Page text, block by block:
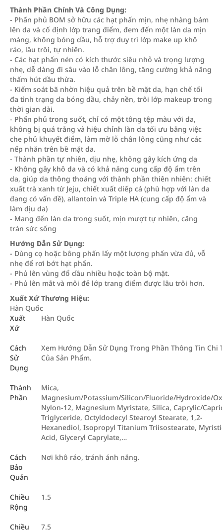
Thành Phần Chính Và Công Dụng:
- Phấn phủ BOM sở hữu các hạt phấn mịn, nhẹ nhàng bám
lên da và cố định lớp trang điểm, đem đến một làn da mịn
màng, không bóng dầu, hỗ trợ duy trì lớp make up khô
ráo, lâu trôi, tự nhiên.
- Các hạt phấn nén có kích thước siêu nhỏ và trọng lượng
nhẹ, dễ dàng đi sâu vào lỗ chân lông, tăng cường khả năng
thấm hút dầu thừa.
- Kiểm soát bã nhờn hiệu quả trên bề mặt da, hạn chế tối
đa tình trạng da bóng dầu, chảy nền, trôi lớp makeup trong
thời gian dài.
- Phấn phủ trong suốt, chỉ có một tông tệp màu với da,
không bị quá trắng và hiệu chỉnh làn da tối ưu bằng việc
che phủ khuyết điểm, làm mờ lỗ chân lông cũng như các
nếp nhăn trên bề mặt da.
- Thành phần tự nhiên, dịu nhẹ, không gây kích ứng da
- Không gây khô da và có khả năng cung cấp độ ẩm trên
da, giúp da thông thoáng với thành phần thiên nhiên: chiết
xuất trà xanh từ Jeju, chiết xuất diếp cá (phù hợp với làn da
đang có vấn đề), allantoin và Triple HA (cung cấp độ ẩm và
làm dịu da)
- Mang đến làn da trong suốt, mịn mượt tự nhiên, căng
tràn sức sống
Hướng Dẫn Sử Dụng:
- Dùng cọ hoặc bông phấn lấy một lượng phấn vừa đủ, vỗ
nhẹ để rơi bớt hạt phấn.
- Phủ lên vùng đổ dầu nhiều hoặc toàn bộ mặt.
- Phủ lên mắt và môi đẻ lớp trang điểm được lâu trôi hơn.
Xuất Xứ Thương Hiệu:
Hàn Quốc
Xuất
Xứ
Hàn Quốc
Cách
Sử
Dụng
Xem Hướng Dẫn Sử Dụng Trong Phần Thông Tin Chi
Của Sản Phẩm.
Thành
Phần
Mica,
Magnesium/Potassium/Silicon/Fluoride/Hydroxide/
Nylon-12, Magnesium Myristate, Silica, Caprylic/
Triglyceride, Octyldodecyl Stearoyl Stearate, 1,2-
Hexanediol, Isopropyl Titanium Triisostearate,
Acid, Glyceryl Caprylate,…
Cách
Bảo
Quản
Nơi khô ráo, tránh ánh nắng.
Chiều
Rộng
1.5
Chiều 7.5